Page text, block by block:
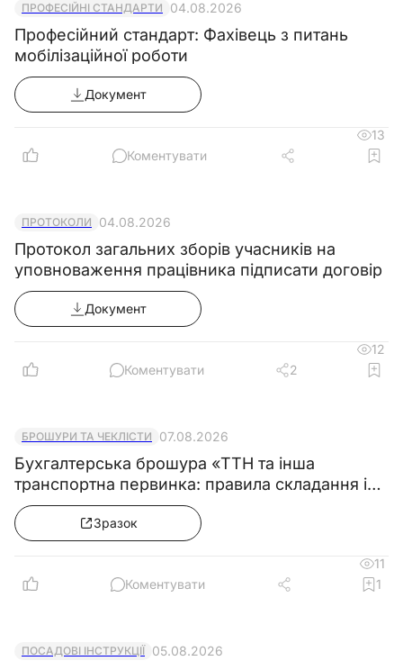
ПРОФЕСІЙНІ СТАНДАРТИ 04.08.2026
Професійний стандарт: Фахівець з питань
мобілізаційної роботи
Документ
13
Коментувати
ПРОТОКОЛИ 04.08.2026
Протокол загальних зборів учасників на
уповноваження працівника підписати договір
Документ
12
Коментувати
2
БРОШУРИ ТА ЧЕКЛІСТИ 07.08.2026
Бухгалтерська брошура «ТТН та інша
транспортна первинка: правила складання і
зразки»
Зразок
11
Коментувати
1
ПОСАДОВІ ІНСТРУКЦІЇ 05.08.2026